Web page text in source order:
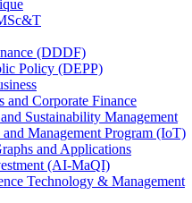
(DDDF)
Policy (DEPP)
Corporate Finance
Sustainability Management
Management Program (IoT)
and Applications
(AI-MaQI)
Technology & Management